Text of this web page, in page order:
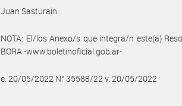
Juan Sasturain
NOTA: El/los Anexo/s que integra/n este(a)
BORA -www.boletinoficial.gob.ar-
e. 20/05/2022 N° 35588/22 v. 20/05/2022